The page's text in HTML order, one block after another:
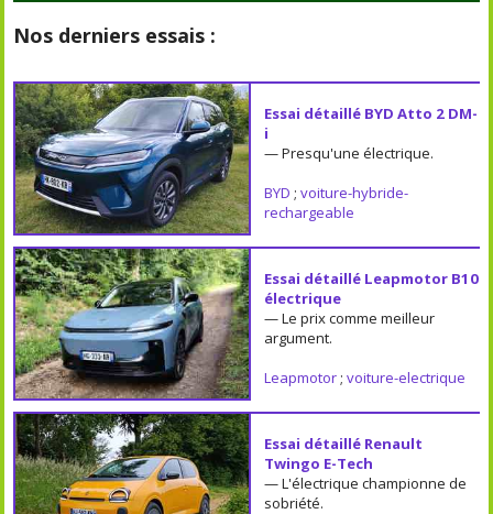
Nos derniers essais :
Essai détaillé BYD Atto 2 DM-
i
— Presqu'une électrique.
BYD ; voiture-hybride-
rechargeable
Essai détaillé Leapmotor B10
électrique
— Le prix comme meilleur
argument.
Leapmotor; voiture-electrique
Essai détaillé Renault
Twingo E-Tech
— L'électrique championne de
sobriété.